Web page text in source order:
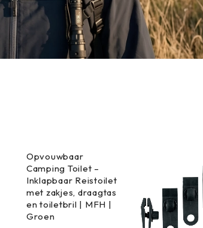
Opvouwbaar
Camping Toilet –
Inklapbaar Reistoilet
met zakjes, draagtas
en toiletbril | MFH |
Groen